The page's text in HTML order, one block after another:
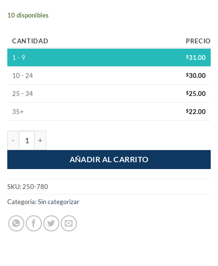
10 disponibles
CANTIDAD PRECIO
1 - 9 $31.00
10 - 24 $30.00
25 - 34 $25.00
35+ $22.00
AÑADIR AL CARRITO
SKU:250-780
Categoría:Sin categorizar